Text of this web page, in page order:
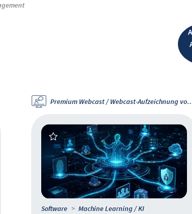
Premium Webcast / Webcast-
Software Machine Learning / KI